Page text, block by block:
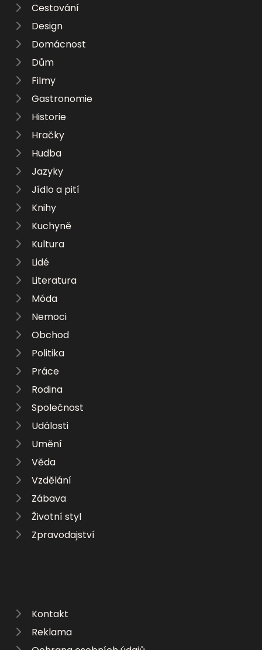
Cestování
Design
Domácnost
Dům
Filmy
Gastronomie
Historie
Hračky
Hudba
Jazyky
Jídlo a pití
Knihy
Kuchyně
Kultura
Lidé
Literatura
Móda
Nemoci
Obchod
Politika
Práce
Rodina
Společnost
Události
Umění
Věda
Vzdělání
Zábava
Životní styl
Zpravodajství
Kontakt
Reklama